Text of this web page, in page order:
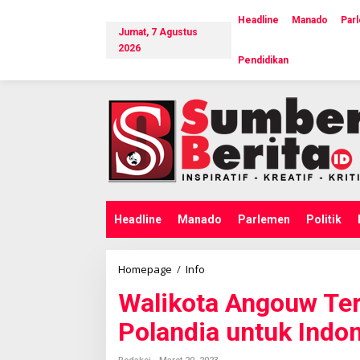
i
Jumat, 7 Agustus
2026
Headline Manado
Pendidikan
Headline Manado Parlemen Politik
Homepage / Info
l
i
k
o
t
Walikota Angouw
Polandia untuk